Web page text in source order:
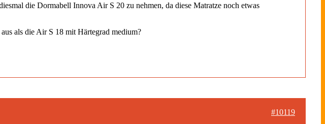
die Dormabell Innova Air S 20 zu nehmen, da diese Matratze noch etwas
als die Air S 18 mit Härtegrad medium?
#10119